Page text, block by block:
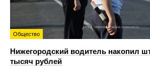
Общество
Нижегородский водитель накопил
тысяч рублей